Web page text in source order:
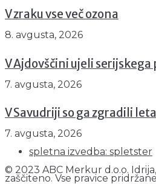
V zraku vse več ozona
8. avgusta, 2026
V Ajdovščini ujeli serijskega
7. avgusta, 2026
V Savudriji so ga zgradili leta
7. avgusta, 2026
spletna izvedba: spletster
© 2023 ABC Merkur d.o.o.
zaščiteno. Vse pravice